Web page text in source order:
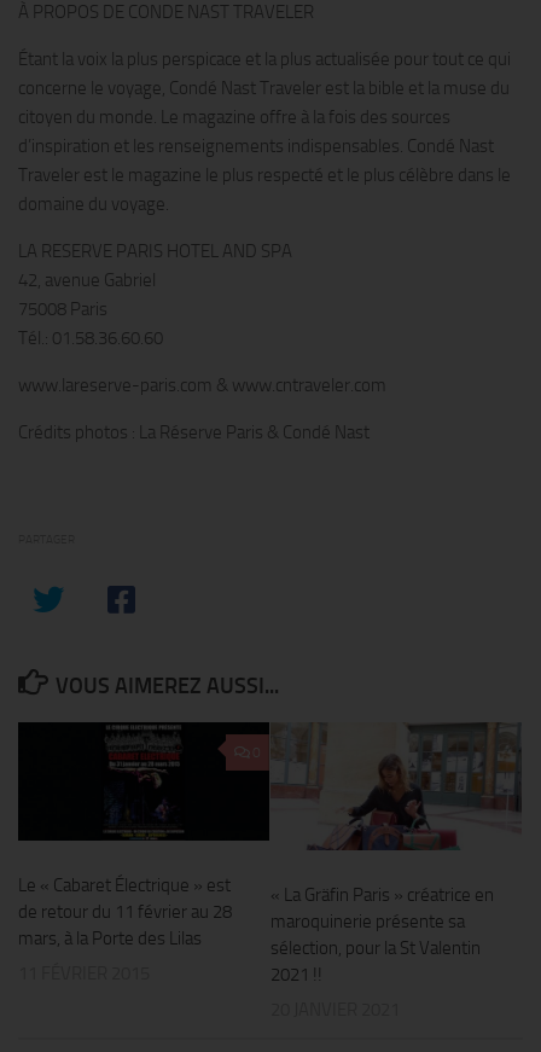
À PROPOS DE CONDE NAST TRAVELER
Étant la voix la plus perspicace et la plus actualisée pour tout ce qui
concerne le voyage, Condé Nast Traveler est la bible et la muse du
citoyen du monde. Le magazine offre à la fois des sources
d’inspiration et les renseignements indispensables. Condé Nast
Traveler est le magazine le plus respecté et le plus célèbre dans le
domaine du voyage.
LA RESERVE PARIS HOTEL AND SPA
42, avenue Gabriel
75008 Paris
Tél.: 01.58.36.60.60
www.lareserve-paris.com & www.cntraveler.com
Crédits photos : La Réserve Paris & Condé Nast
VOUS AIMEREZ AUSSI...
Le « Cabaret Électrique » est
de retour du 11 février au 28
mars, à la Porte des Lilas
« La Gräfin Paris » créatrice en
maroquinerie présente sa
sélection, pour la St Valentin
2021 !!